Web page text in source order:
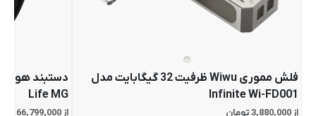
فلش مموری Wiwu ظرفیت 32 گیگابایت مدل
Infinite Wi-FD001
از 3,880,000 تومان
Life MG
از 66,799,000 تومان